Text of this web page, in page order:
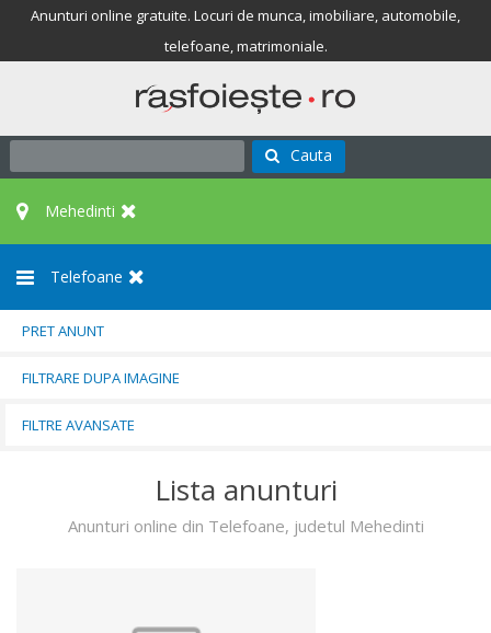
Anunturi online gratuite. Locuri de munca, imobiliare, automobile,
telefoane, matrimoniale.
Cauta
Mehedinti
Telefoane
PRET ANUNT
FILTRARE DUPA IMAGINE
FILTRE AVANSATE
Lista anunturi
Anunturi online din Telefoane, judetul Mehedinti